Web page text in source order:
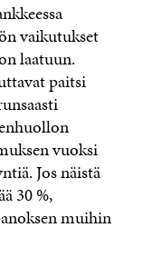
vaikutukset
laatuun.
paitsi
vuoksi
Jos näistä
30 %,
muihin